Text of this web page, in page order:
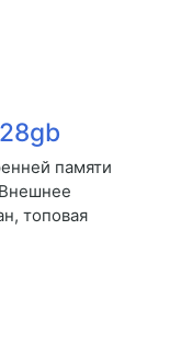
памяти
топовая